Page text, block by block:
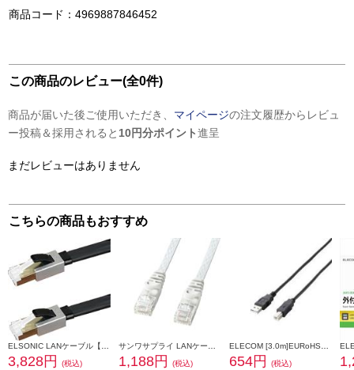
商品コード：4969887846452
この商品のレビュー(全0件)
商品が届いた後ご使用いただき、 マイページの注文履歴からレビュ
ー投稿＆採用されると 10円分ポイント進呈
まだレビューはありません
こちらの商品もおすすめ
3,828円
(税込)
1,188円
(税込)
654円
(税込)